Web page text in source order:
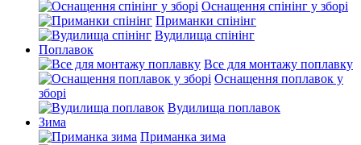
Оснащення спінінг у зборі
Приманки спінінг
Вудилища спінінг
Поплавок
Все для монтажу поплавку
Оснащення поплавок у
зборі
Вудилища поплавок
Зима
Приманка зима